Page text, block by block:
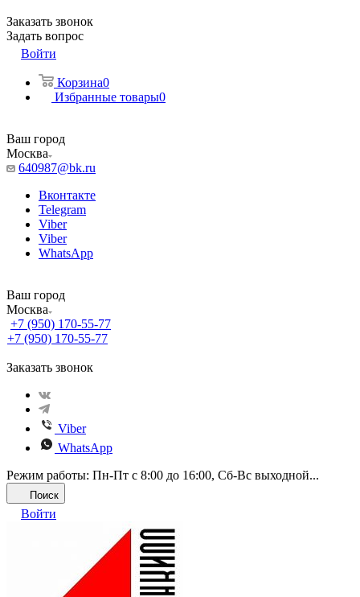
Заказать звонок
Задать вопрос
Войти
Корзина0
Избранные товары0
Ваш город
Москва
640987@bk.ru
Вконтакте
Telegram
Viber
Viber
WhatsApp
Ваш город
Москва
+7 (950) 170-55-77
+7 (950) 170-55-77
Заказать звонок
Viber
WhatsApp
Режим работы: Пн-Пт с 8:00 до 16:00, Cб-Вс выходной...
Поиск
Войти